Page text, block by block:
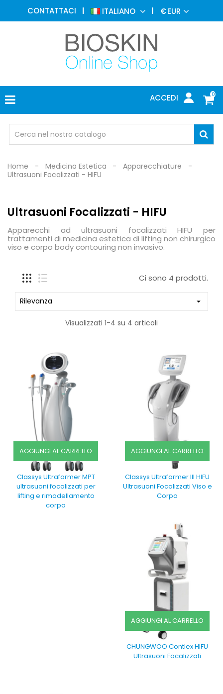
CONTATTACI ITALIANO €EUR
0
ACCEDI
MEDICINA
ESTETICA
DERMATOLOGIA
FOTOTERAPIA
ELETTROMEDICALI
MEDICO
OCCHIALI
DI
Home Medicina Estetica
Apparecchiature
Ultrasuoni Focalizzati - HIFU
Ultrasuoni Focalizzati - HIFU
Apparecchi ad ultrasuoni focalizzati HIFU per
trattamenti di medicina estetica di lifting non chirurgico
viso e corpo body contouring non invasivo.
Ci sono 4 prodotti.
Rilevanza 
Visualizzati 1-4 su 4 articoli
AGGIUNGI AL CARRELLO
Classys Ultraformer MPT
ultrasuoni focalizzati per
lifting e rimodellamento
corpo
AGGIUNGI AL CARRELLO
Classys Ultraformer III HIFU
Ultrasuoni Focalizzati Viso e
Corpo
AGGIUNGI AL CARRELLO
CHUNGWOO Contlex HIFU
Ultrasuoni Focalizzati